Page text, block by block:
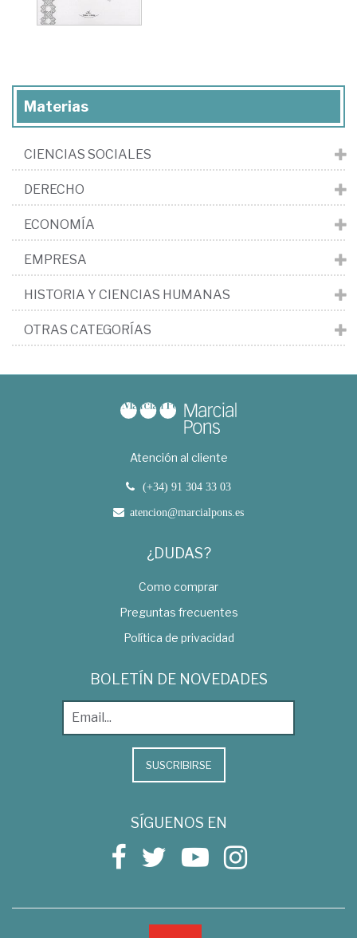
Materias
CIENCIAS SOCIALES
DERECHO
ECONOMÍA
EMPRESA
HISTORIA Y CIENCIAS HUMANAS
OTRAS CATEGORÍAS
Atención al cliente
(+34) 91 304 33 03
atencion@marcialpons.es
¿DUDAS?
Como comprar
Preguntas frecuentes
Política de privacidad
BOLETÍN DE NOVEDADES
SUSCRIBIRSE
SÍGUENOS EN